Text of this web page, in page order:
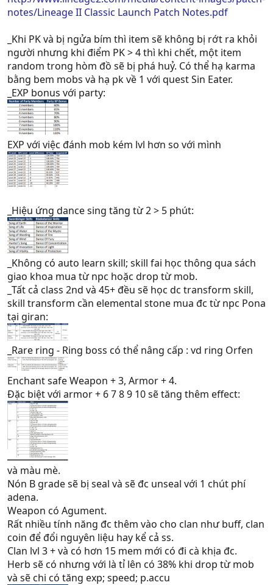
notes/Lineage II Classic Launch Patch Notes.pdf
_Khi PK và bị ngửa bím thì item sẽ không bị rớt ra khỏi
người nhưng khi điểm PK > 4 thì khi chết, một item
random trong hòm đồ sẽ bị phá huỷ. Có thể hạ karma
bằng bem mobs và hạ pk về 1 với quest Sin Eater.
_EXP bonus với party:
EXP với việc đánh mob kém lvl hơn so với mình
_Hiệu ứng dance sing tăng từ 2 > 5 phút:
_Không có auto learn skill; skill fai học thông qua sách
giao khoa mua từ npc hoặc drop từ mob.
_Tất cả class 2nd và 45+ đều sẽ học dc transform skill,
skill transform cần elemental stone mua đc từ npc Pona
tại giran:
_Rare ring - Ring boss có thể nâng cấp : vd ring Orfen
Enchant safe Weapon + 3, Armor + 4.
Đặc biệt với armor + 6 7 8 9 10 sẽ tăng thêm effect:
và màu mè.
Nón B grade sẽ bị seal và sẽ đc unseal với 1 chút phí
adena.
Weapon có Agument.
Rất nhiều tính năng đc thêm vào cho clan như buff, clan
coin để đổi nguyên liệu hay kể cả ss.
Clan lvl 3 + và có hơn 15 mem mới có đi cà khịa đc.
Herb sẽ có nhưng với là tỉ lên có 38% khi drop từ mob
và sẽ chi có tăng exp; speed; p.accu